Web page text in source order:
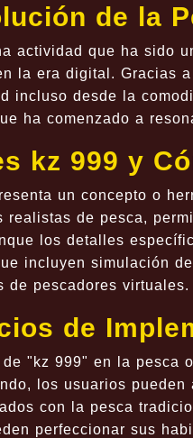
de la
actividad que ha sido
la era digital. Gracias
incluso desde la
ha comenzado a
kz 999 y
un concepto o
realistas de pesca,
los detalles
incluyen simulación
de pescadores virtuales.
de
de "kz 999" en la pesca
los usuarios
con la pesca
perfeccionar sus